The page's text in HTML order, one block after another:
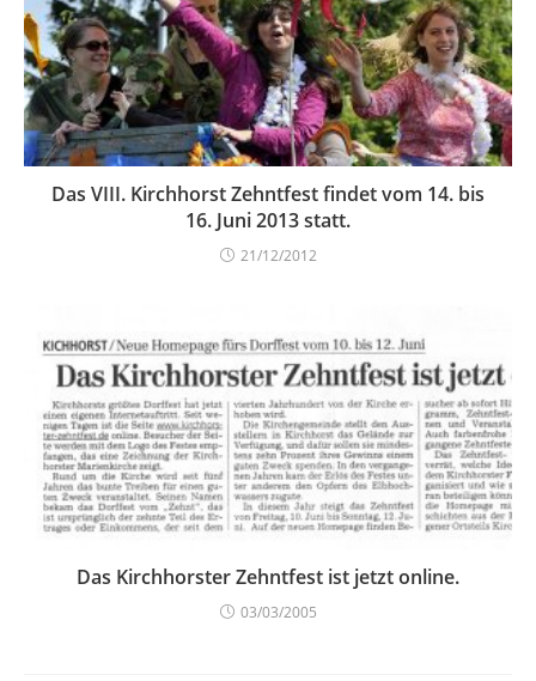
Das VIII. Kirchhorst Zehntfest findet vom 14. bis
16. Juni 2013 statt.
21/12/2012
Das Kirchhorster Zehntfest ist jetzt online.
03/03/2005